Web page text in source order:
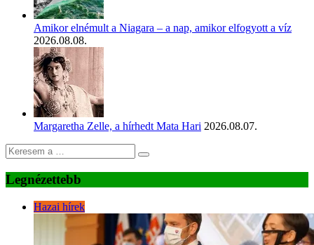
Amikor elnémult a Niagara – a nap, amikor elfogyott a víz
2026.08.08.
Margaretha Zelle, a hírhedt Mata Hari 2026.08.07.
Legnézettebb
Hazai hírek